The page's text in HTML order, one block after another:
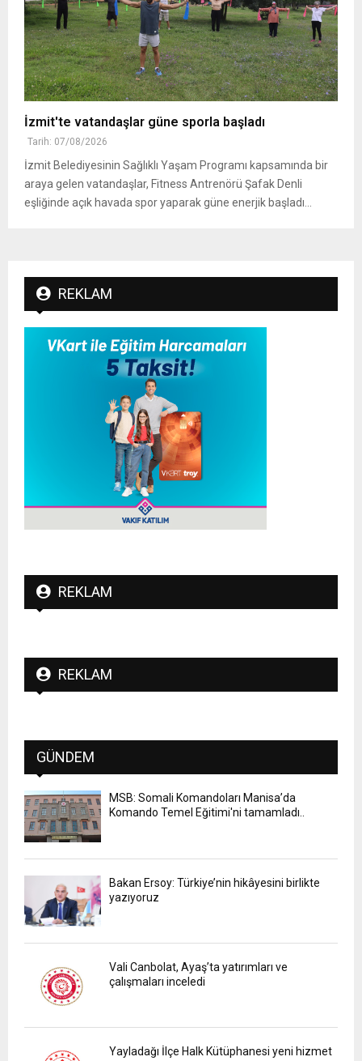
İzmit'te vatandaşlar güne sporla başladı
Tarih: 07/08/2026
İzmit Belediyesinin Sağlıklı Yaşam Programı kapsamında bir
araya gelen vatandaşlar, Fitness Antrenörü Şafak Denli
eşliğinde açık havada spor yaparak güne enerjik başladı...
REKLAM
REKLAM
REKLAM
GÜNDEM
MSB: Somali Komandoları Manisa’da
Komando Temel Eğitimi'ni tamamladı..
Bakan Ersoy: Türkiye’nin hikâyesini birlikte
yazıyoruz
Vali Canbolat, Ayaş’ta yatırımları ve
çalışmaları inceledi
Yayladağı İlçe Halk Kütüphanesi yeni hizmet